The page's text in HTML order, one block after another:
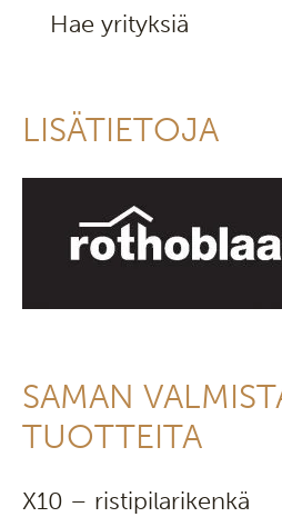
Hae yrityksiä
LISÄTIETOJA
SAMAN
TUOTTEITA
X10 – ristipilarikenkä